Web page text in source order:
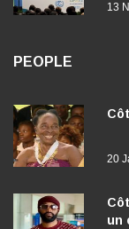
13
PEOPLE
20
un